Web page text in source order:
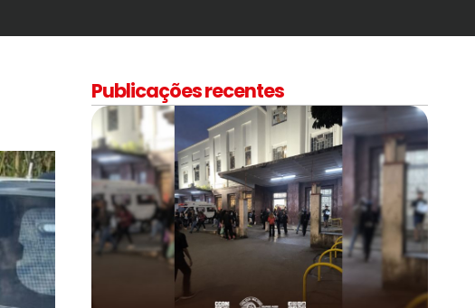
Publicações recentes